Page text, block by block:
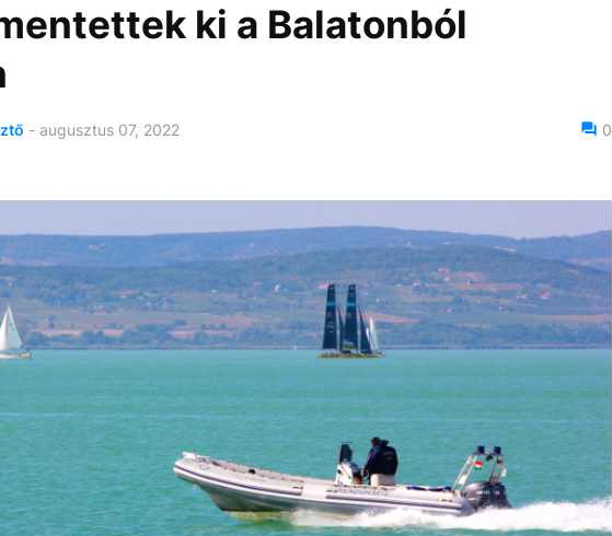
ki a Balatonból
- augusztus 07, 2022 0